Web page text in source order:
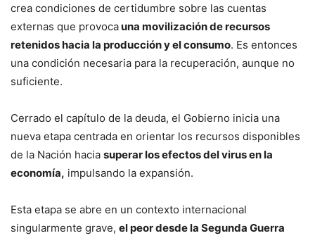
crea condiciones de certidumbre sobre las cuentas
externas que provocauna movilización de recursos
retenidos hacia la producción y el consumo. Es entonces
una condición necesaria para la recuperación, aunque no
suficiente.
Cerrado el capítulo de la deuda, el Gobierno inicia una
nueva etapa centrada en orientar los recursos disponibles
de la Nación hacia superar los efectos del virus en la
economía, impulsando la expansión.
Esta etapa se abre en un contexto internacional
singularmente grave, el peor desde la Segunda Guerra